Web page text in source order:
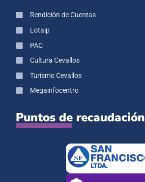
Rendición de Cuentas
Lotaip
PAC
Cultura Cevallos
Turismo Cevallos
Megainfocentro
Puntos de recaudación